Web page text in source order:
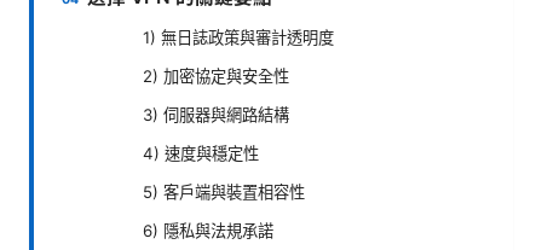
1) 無日誌政策與審計透明度
2) 加密協定與安全性
3) 伺服器與網路結構
4) 速度與穩定性
5) 客戶端與裝置相容性
6) 隱私與法規承諾